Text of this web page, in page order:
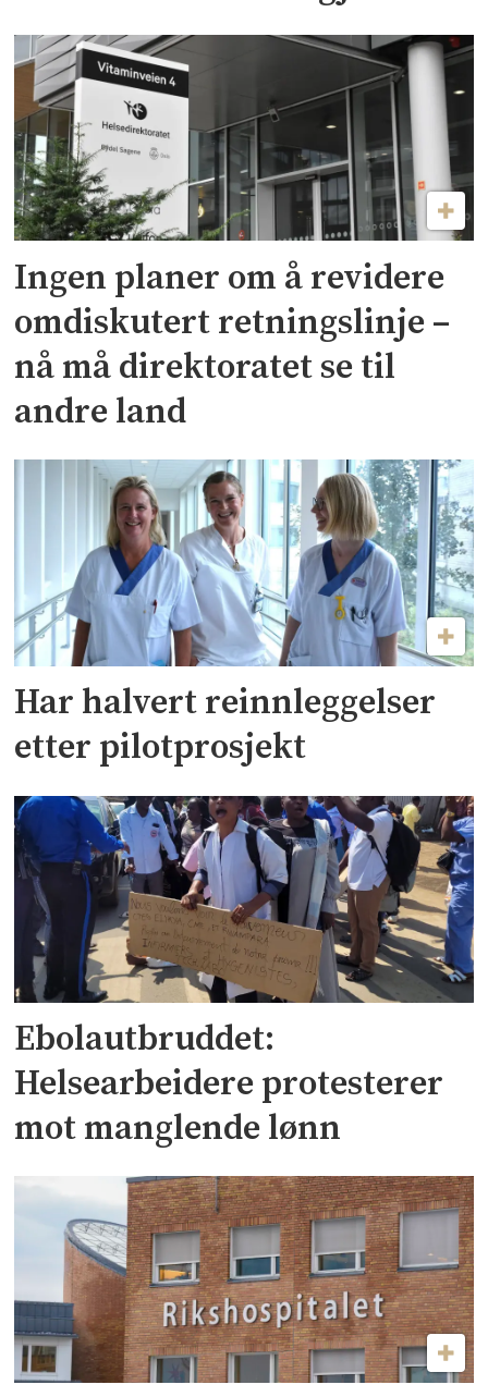
Ingen planer om å revidere
omdiskutert retningslinje –
nå må direktoratet se til
andre land
Har halvert reinnleggelser
etter pilotprosjekt
Ebolautbruddet:
Helsearbeidere protesterer
mot manglende lønn